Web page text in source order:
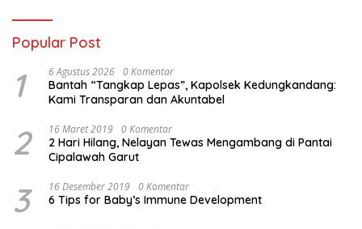
Popular Post
1 6 Agustus 2026 0 Komentar
Bantah “Tangkap Lepas”, Kapolsek Kedungkandang:
Kami Transparan dan Akuntabel
2 16 Maret 2019 0 Komentar
2 Hari Hilang, Nelayan Tewas Mengambang di Pantai
Cipalawah Garut
3 16 Desember 2019 0 Komentar
6 Tips for Baby’s Immune Development